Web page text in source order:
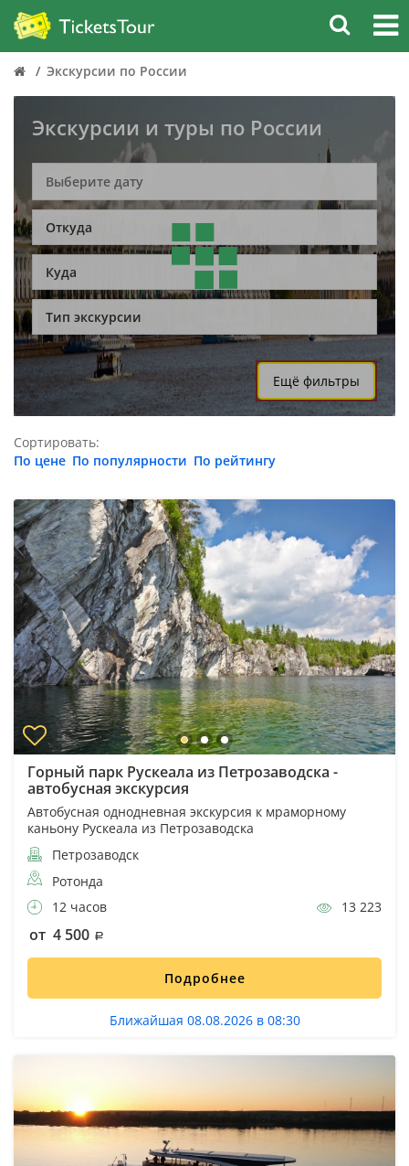
Экскурсии по России
Экскурсии и туры по России
Откуда
Куда
Тип экскурсии
Ещё фильтры
Сортировать:
По цене По популярности По рейтингу
Горный парк Рускеала из Петрозаводска -
автобусная экскурсия
Автобусная однодневная экскурсия к мраморному
каньону Рускеала из Петрозаводска
Петрозаводск
Ротонда
12 часов
13 223
от 4 500
Подробнее
Ближайшая 08.08.2026 в 08:30